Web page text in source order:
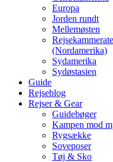
Europa
Jorden rundt
Mellemøsten
(Nordamerika)
Sydamerika
Sydøstasien
Guide
Rejseblog
Rejser & Gear
Guidebøger
Kampen mod
Rygsække
Soveposer
Tøj & Sko